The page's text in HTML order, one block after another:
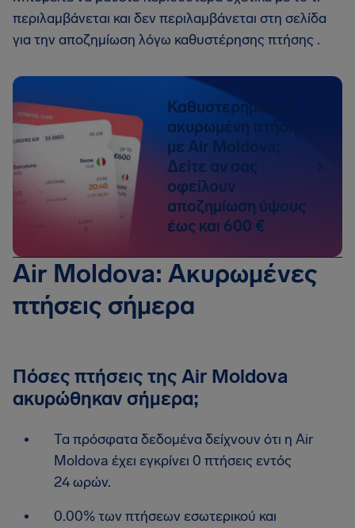
περιλαμβάνεται και δεν περιλαμβάνεται στη σελίδα
για την αποζημίωση λόγω καθυστέρησης πτήσης .
Καθυστερημένη ή
ακυρωμένη πτήση
με Air Moldova;
Δείτε αν σας
οφείλουν
αποζημίωση ύψους
έως και 600 €
Air Moldova: Ακυρωμένες
πτήσεις σήμερα
Πόσες πτήσεις της Air Moldova
ακυρώθηκαν σήμερα;
Τα πρόσφατα δεδομένα δείχνουν ότι η Air
Moldova έχει εγκρίνει 0 πτήσεις εντός
24 ωρών.
0.00% των πτήσεων εσωτερικού και